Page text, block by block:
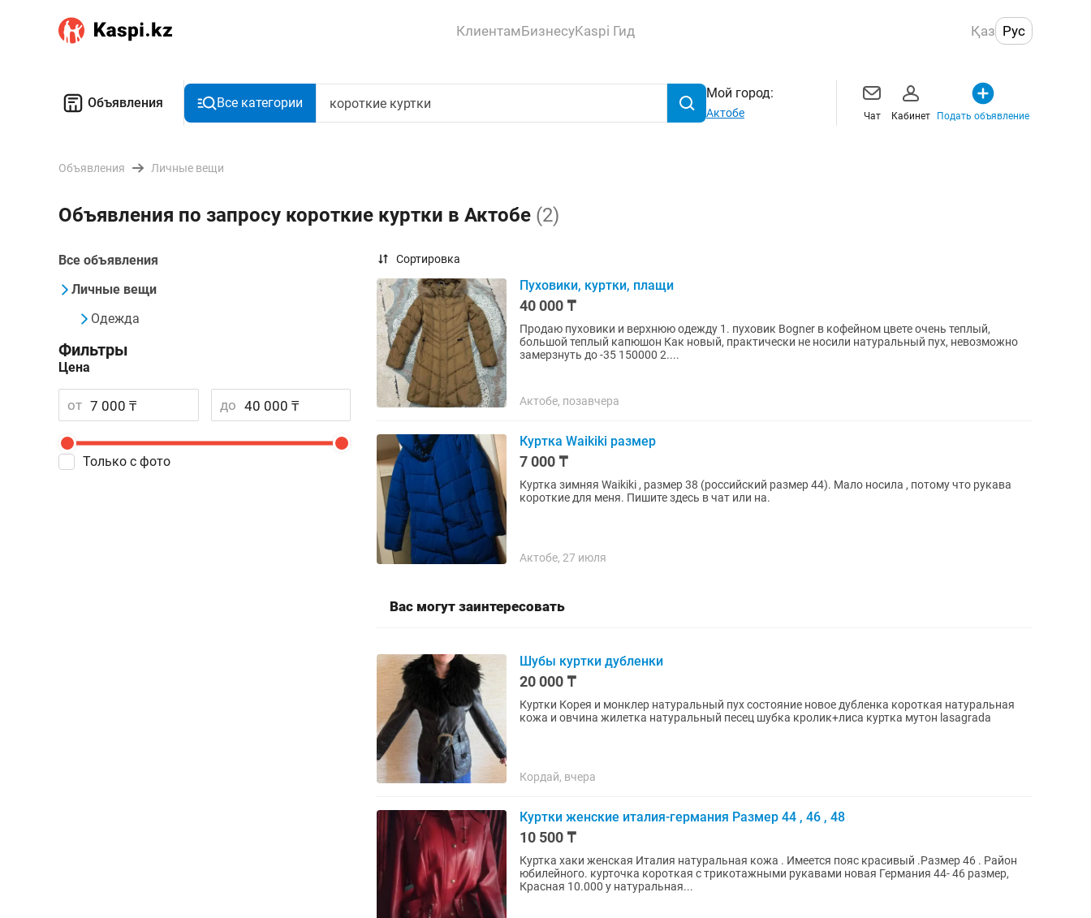
КлиентамБизнесуKaspi Гид Қаз Рус
Объявления Все категории
Мой город:
Актобе Чат Кабинет Подать объявление
Объявления Личные вещи
Объявления по запросу короткие куртки в Актобе (2)
Все объявления
Личные вещи
Одежда
Фильтры
Цена
от до
Только с фото
Сортировка
Пуховики, куртки, плащи
40 000 ₸
Продаю пуховики и верхнюю одежду 1. пуховик Bogner в кофейном цвете очень теплый,
большой теплый капюшон Как новый, практически не носили натуральный пух, невозможно
замерзнуть до -35 150000 2....
Актобе, позавчера
Куртка Waikiki размер
7 000 ₸
Куртка зимняя Waikiki , размер 38 (российский размер 44). Мало носила , потому что рукава
короткие для меня. Пишите здесь в чат или на.
Актобе, 27 июля
Вас могут заинтересовать
Шубы куртки дубленки
20 000 ₸
Куртки Корея и монклер натуральный пух состояние новое дубленка короткая натуральная
кожа и овчина жилетка натуральный песец шубка кролик+лиса куртка мутон lasagrada
Кордай, вчера
Куртки женские италия-германия Размер 44 , 46 , 48
10 500 ₸
Куртка хаки женская Италия натуральная кожа . Имеется пояс красивый .Размер 46 . Район
юбилейного. курточка короткая с трикотажными рукавами новая Германия 44- 46 размер,
Красная 10.000 у натуральная...